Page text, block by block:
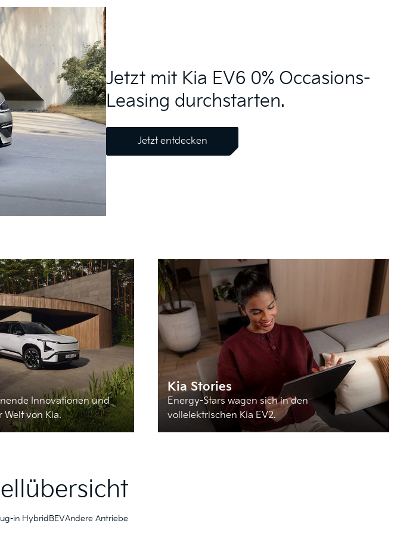
Jetzt mit Kia EV6 0% Occasions-
Leasing durchstarten.
Jetzt entdecken
Innovationen und
Welt von Kia.
Kia Stories
Energy-Stars wagen sich in den
vollelektrischen Kia EV2.
in HybridBEVAndere Antriebe